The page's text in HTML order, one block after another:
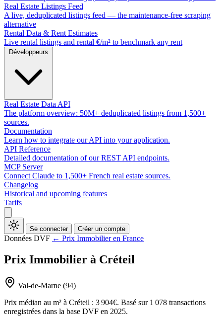
Real Estate Listings Feed
A live, deduplicated listings feed — the maintenance-free scraping
alternative
Rental Data & Rent Estimates
Live rental listings and rental €/m² to benchmark any rent
Développeurs
Real Estate Data API
The platform overview: 50M+ deduplicated listings from 1,500+
sources.
Documentation
Learn how to integrate our API into your application.
API Reference
Detailed documentation of our REST API endpoints.
MCP Server
Connect Claude to 1,500+ French real estate sources.
Changelog
Historical and upcoming features
Tarifs
Se connecter Créer un compte
Données DVF ← Prix Immobilier en France
Prix Immobilier à Créteil
Val-de-Marne (94)
Prix médian au m² à Créteil : 3 904€. Basé sur 1 078 transactions
enregistrées dans la base DVF en 2025.